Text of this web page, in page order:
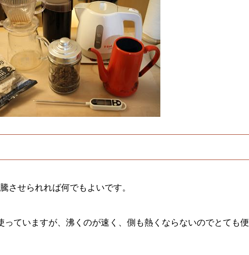
させられれば何でもよいです。
っていますが、沸くのが速く、側も熱くならないのでとても便